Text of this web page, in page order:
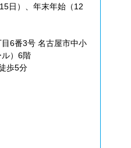
日）、年末年始（12
6番3号 名古屋市中小
）6階
歩5分